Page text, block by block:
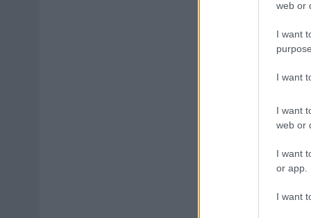
web or
I want
I want
I want
web or
I want
or app.
I want